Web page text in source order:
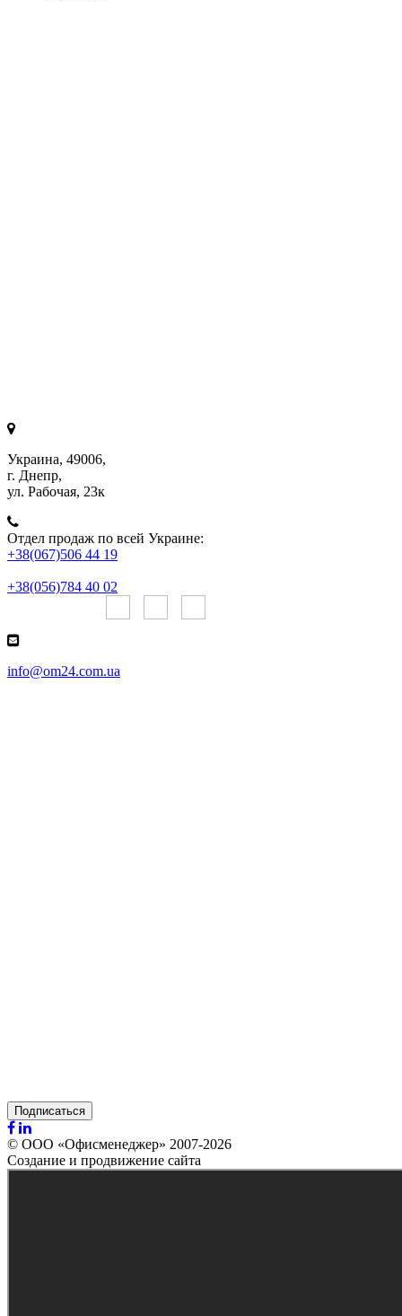
Украина, 49006,
г. Днепр,
ул. Рабочая, 23к
Отдел продаж по всей Украине:
+38(067)506 44 19
+38(056)784 40 02
info@om24.com.ua
Подписаться
© ООО «Офисменеджер» 2007-2026
Создание и продвижение сайта